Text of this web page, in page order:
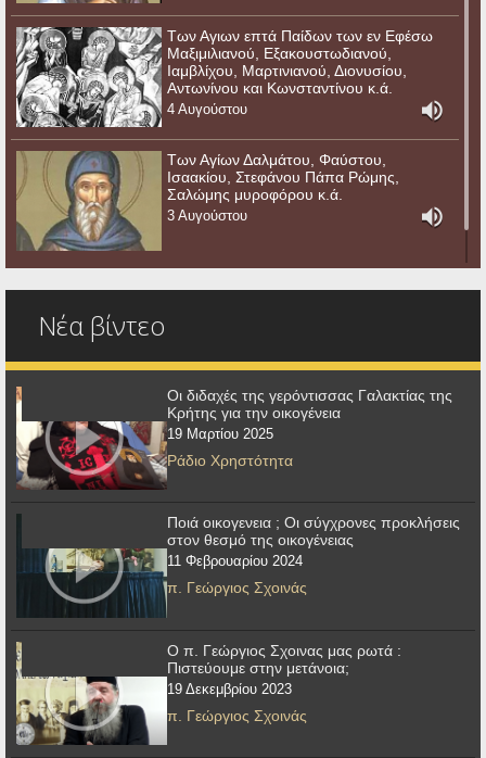
Των Αγιων επτά Παίδων των εν Εφέσω
Μαξιμιλιανού, Εξακουστωδιανού,
Ιαμβλίχου, Μαρτινιανού, Διονυσίου,
Αντωνίνου και Κωνσταντίνου κ.ά.
4 Αυγούστου
Των Αγίων Δαλμάτου, Φαύστου,
Ισαακίου, Στεφάνου Πάπα Ρώμης,
Σαλώμης μυροφόρου κ.ά.
3 Αυγούστου
Νέα βίντεο
Οι διδαχές της γερόντισσας Γαλακτίας της
Κρήτης για την οικογένεια
19 Μαρτίου 2025
Ράδιο Χρηστότητα
Ποιά οικογενεια ; Οι σύγχρονες προκλήσεις
στον θεσμό της οικογένειας
11 Φεβρουαρίου 2024
π. Γεώργιος Σχοινάς
Ο π. Γεώργιος Σχοινας μας ρωτά :
Πιστεύουμε στην μετάνοια;
19 Δεκεμβρίου 2023
π. Γεώργιος Σχοινάς